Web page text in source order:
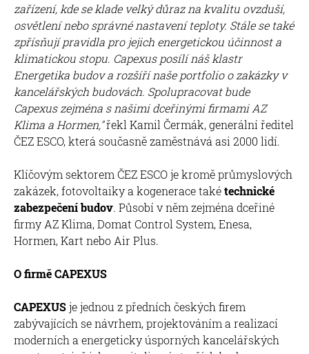
zařízení, kde se klade velký důraz na kvalitu ovzduší,
osvětlení nebo správné nastavení teploty. Stále se také
zpřísňují pravidla pro jejich energetickou účinnost a
klimatickou stopu. Capexus posílí náš klastr
Energetika budov a rozšíří naše portfolio o zakázky v
kancelářských budovách. Spolupracovat bude
Capexus zejména s našimi dceřinými firmami AZ
Klima a Hormen,"řekl Kamil Čermák, generální ředitel
ČEZ ESCO, která současně zaměstnává asi 2000 lidí.
Klíčovým sektorem ČEZ ESCO je kromě průmyslových
zakázek, fotovoltaiky a kogenerace takétechnické
zabezpečení budov. Působí v něm zejména dceřiné
firmy AZ Klima, Domat Control System, Enesa,
Hormen, Kart nebo Air Plus.
O firmě CAPEXUS
CAPEXUSje jednou z předních českých firem
zabývajících se návrhem, projektováním a realizací
moderních a energeticky úsporných kancelářských